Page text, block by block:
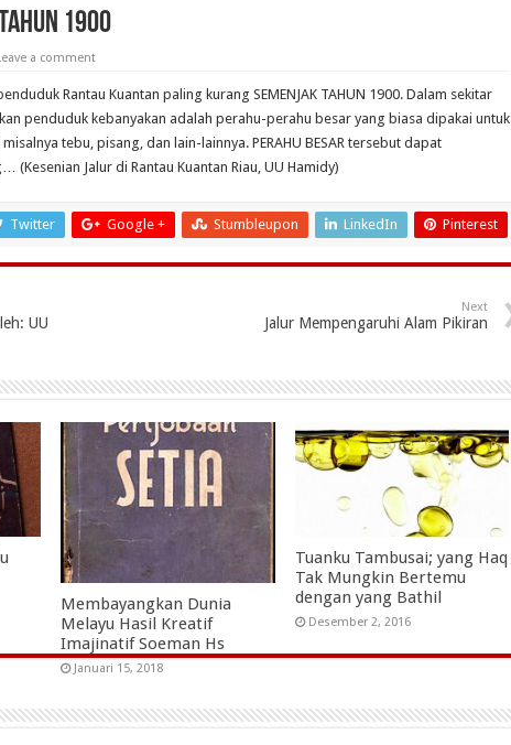
1900
a comment
Rantau Kuantan paling kurang SEMENJAK TAHUN 1900. Dalam sekitar
penduduk kebanyakan adalah perahu-perahu besar yang biasa dipakai untuk
misalnya tebu, pisang, dan lain-lainnya. PERAHU BESAR tersebut dapat
(Kesenian Jalur di Rantau Kuantan Riau, UU Hamidy)
Twitter Google + Stumbleupon LinkedIn Pinterest
UU
Next
Jalur Mempengaruhi Alam Pikiran
Membayangkan Dunia
Melayu Hasil Kreatif
Imajinatif Soeman Hs
Januari 15, 2018
Tuanku Tambusai; yang Haq
Tak Mungkin Bertemu
dengan yang Bathil
Desember 2, 2016